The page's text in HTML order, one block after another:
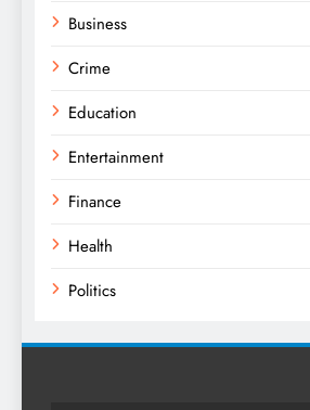
Business
Crime
Education
Entertainment
Finance
Health
Politics